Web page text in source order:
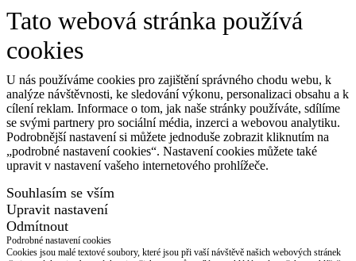
Tato webová stránka používá
cookies
U nás používáme cookies pro zajištění správného chodu webu, k
analýze návštěvnosti, ke sledování výkonu, personalizaci obsahu a k
cílení reklam. Informace o tom, jak naše stránky používáte, sdílíme
se svými partnery pro sociální média, inzerci a webovou analytiku.
Podrobnější nastavení si můžete jednoduše zobrazit kliknutím na
„podrobné nastavení cookies“. Nastavení cookies můžete také
upravit v nastavení vašeho internetového prohlížeče.
Souhlasím se vším
Upravit nastavení
Odmítnout
Podrobné nastavení cookies
Cookies jsou malé textové soubory, které jsou při vaší návštěvě našich webových stránek